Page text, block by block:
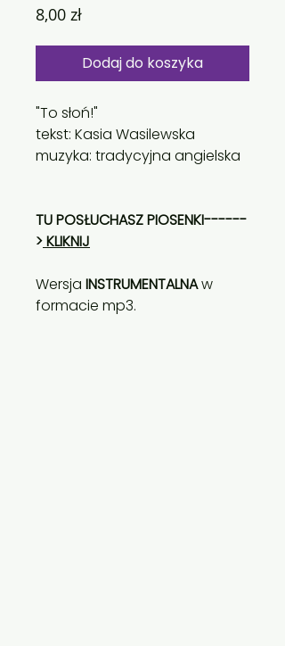
8,00 złCena
Dodaj do koszyka
"To słoń!"
tekst: Kasia Wasilewska
muzyka: tradycyjna angielska
TU POSŁUCHASZ PIOSENKI------
>KLIKNIJ
Wersja INSTRUMENTALNAw
formacie mp3.